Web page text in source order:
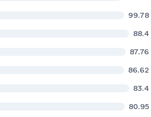
99.78
88.4
87.76
86.62
83.4
80.95